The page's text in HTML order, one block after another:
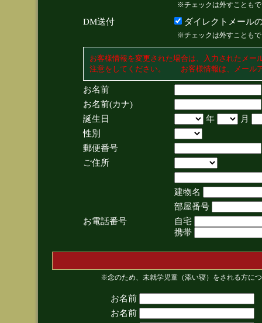
※チェックは外すことも
DM送付 ダイレクトメール
※チェックは外すことも
お客様情報を変更された場合は、入力されたメ
注意をしてください。 お客様情報は、メール
お名前
お名前(カナ)
誕生日
年
月
性別
郵便番号
ご住所
建物名
部屋番号
お電話番号
自宅
携帯
※念のため、未就学児童（添い寝）をされる方に
お名前
お名前